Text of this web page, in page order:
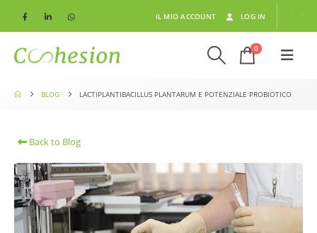
IL MIO ACCOUNT LOG IN
0
BLOG LACTIPLANTIBACILLUS PLANTARUM E POTENZIALE PROBIOTICO
Back to Blog